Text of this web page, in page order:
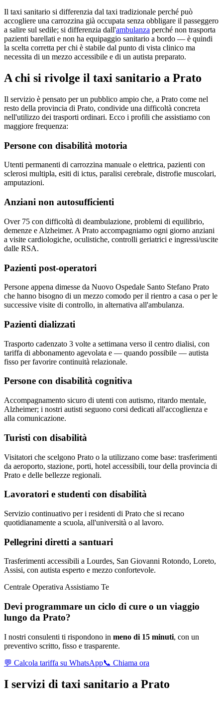
Il taxi sanitario si differenzia dal taxi tradizionale perché può
accogliere una carrozzina già occupata senza obbligare il passeggero
a salire sul sedile; si differenzia dall'ambulanza perché non trasporta
pazienti barellati e non ha equipaggio sanitario a bordo — è quindi
la scelta corretta per chi è stabile dal punto di vista clinico ma
necessita di un mezzo accessibile e di un autista preparato.
A chi si rivolge il taxi sanitario a Prato
Il servizio è pensato per un pubblico ampio che, a Prato come nel
resto della provincia di Prato, condivide una difficoltà concreta
nell'utilizzo dei trasporti ordinari. Ecco i profili che assistiamo con
maggiore frequenza:
Persone con disabilità motoria
Utenti permanenti di carrozzina manuale o elettrica, pazienti con
sclerosi multipla, esiti di ictus, paralisi cerebrale, distrofie muscolari,
amputazioni.
Anziani non autosufficienti
Over 75 con difficoltà di deambulazione, problemi di equilibrio,
demenze e Alzheimer. A Prato accompagniamo ogni giorno anziani
a visite cardiologiche, oculistiche, controlli geriatrici e ingressi/uscite
dalle RSA.
Pazienti post-operatori
Persone appena dimesse da Nuovo Ospedale Santo Stefano Prato
che hanno bisogno di un mezzo comodo per il rientro a casa o per le
successive visite di controllo, in alternativa all'ambulanza.
Pazienti dializzati
Trasporto cadenzato 3 volte a settimana verso il centro dialisi, con
tariffa di abbonamento agevolata e — quando possibile — autista
fisso per favorire continuità relazionale.
Persone con disabilità cognitiva
Accompagnamento sicuro di utenti con autismo, ritardo mentale,
Alzheimer; i nostri autisti seguono corsi dedicati all'accoglienza e
alla comunicazione.
Turisti con disabilità
Visitatori che scelgono Prato o la utilizzano come base: trasferimenti
da aeroporto, stazione, porti, hotel accessibili, tour della provincia di
Prato e delle bellezze regionali.
Lavoratori e studenti con disabilità
Servizio continuativo per i residenti di Prato che si recano
quotidianamente a scuola, all'università o al lavoro.
Pellegrini diretti a santuari
Trasferimenti accessibili a Lourdes, San Giovanni Rotondo, Loreto,
Assisi, con autista esperto e mezzo confortevole.
Centrale Operativa Assistiamo Te
Devi programmare un ciclo di cure o un viaggio
lungo da Prato?
I nostri consulenti ti rispondono in meno di 15 minuti, con un
preventivo scritto, fisso e trasparente.
💬 Calcola tariffa su WhatsApp📞 Chiama ora
I servizi di taxi sanitario a Prato